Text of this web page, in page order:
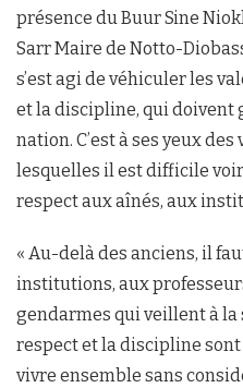
présence du Buur Sine
Sarr Maire de Notto-
s’est agi de véhiculer les
et la discipline, qui doivent
nation. C’est à ses yeux
lesquelles il est difficile
respect aux aînés, aux
« Au-delà des anciens, il
institutions, aux
gendarmes qui veillent à la
respect et la discipline
vivre ensemble sans